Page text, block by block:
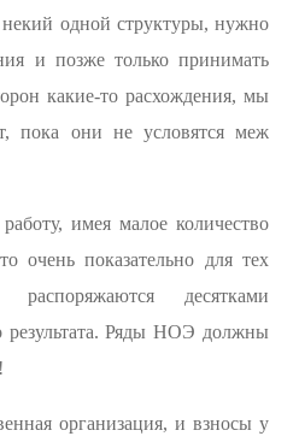
некий одной структуры, нужно
и позже только принимать
какие-то расхождения, мы
пока они не условятся меж
имея малое количество
очень показательно для тех
распоряжаются десятками
результата. Ряды НОЭ должны
организация, и взносы у